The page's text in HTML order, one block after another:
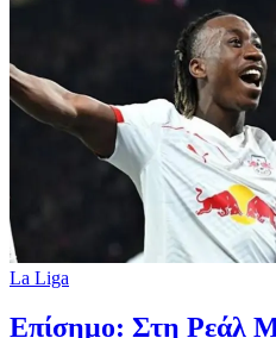
La Liga
Επίσημο: Στη Ρεάλ